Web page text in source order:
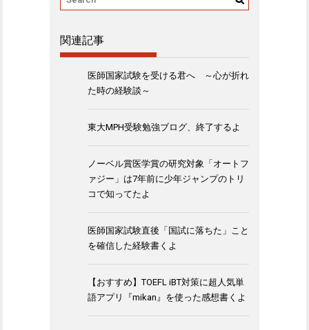
関連記事
医師国家試験を受ける君へ ～心が折れ
た時の経験談～
東大MPH受験勉強ブログ、終了するよ
ノーベル賞医学賞の研究対象「オートフ
ァジー」は7年前に少年ジャンプのトリ
コで知ってたよ
医師国家試験直後「国試に落ちた」こと
を確信した経験書くよ
【おすすめ】TOEFL iBT対策に超人気単
語アプリ『mikan』を使った感想書くよ